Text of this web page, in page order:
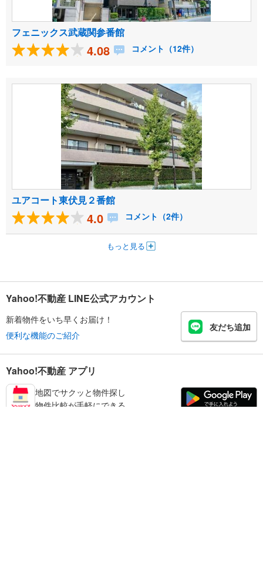
フェニックス武蔵関参番館
4.08 コメント（12件）
ユアコート東伏見２番館
4.0 コメント（2件）
もっと見る
Yahoo!不動産 LINE公式アカウント
新着物件をいち早くお届け！
便利な機能のご紹介
友だち追加
Yahoo!不動産 アプリ
地図でサクッと物件探し
物件比較が手軽にできる